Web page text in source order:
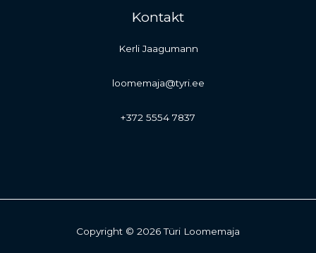
Kontakt
Kerli Jaagumann
loomemaja@tyri.ee
+372 5554 7837
Copyright © 2026 Türi Loomemaja